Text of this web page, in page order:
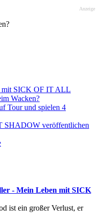
Anzeige
mit SICK OF IT ALL
Wacken?
Tour und spielen 4
SHADOW veröffentlichen
- Mein Leben mit SICK
ist ein großer Verlust, er